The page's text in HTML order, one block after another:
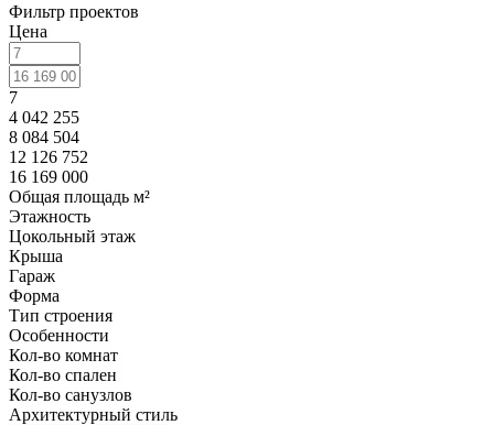
Фильтр проектов
Цена
7
4 042 255
8 084 504
12 126 752
16 169 000
Общая площадь м²
Этажность
Цокольный этаж
Крыша
Гараж
Форма
Тип строения
Особенности
Кол-во комнат
Кол-во спален
Кол-во санузлов
Архитектурный стиль